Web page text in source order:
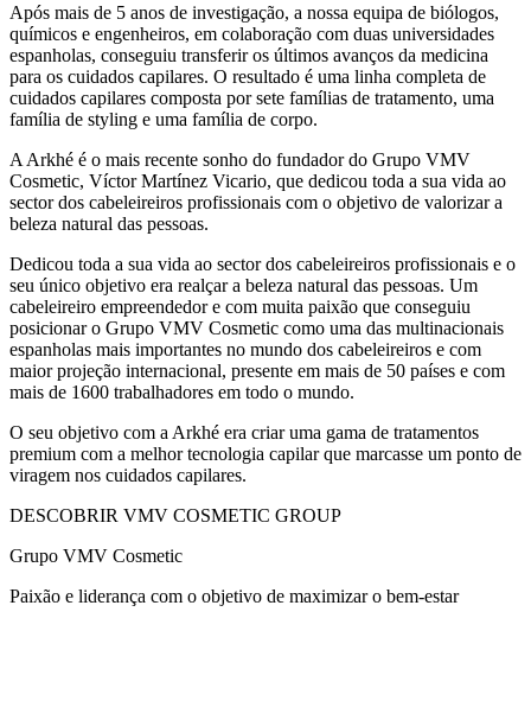
Após mais de 5 anos de investigação, a nossa equipa de biólogos,
químicos e engenheiros, em colaboração com duas universidades
espanholas, conseguiu transferir os últimos avanços da medicina
para os cuidados capilares. O resultado é uma linha completa de
cuidados capilares composta por sete famílias de tratamento, uma
família de styling e uma família de corpo.
A Arkhé é o mais recente sonho do fundador do Grupo VMV
Cosmetic, Víctor Martínez Vicario, que dedicou toda a sua vida ao
sector dos cabeleireiros profissionais com o objetivo de valorizar a
beleza natural das pessoas.
Dedicou toda a sua vida ao sector dos cabeleireiros profissionais e o
seu único objetivo era realçar a beleza natural das pessoas. Um
cabeleireiro empreendedor e com muita paixão que conseguiu
posicionar o Grupo VMV Cosmetic como uma das multinacionais
espanholas mais importantes no mundo dos cabeleireiros e com
maior projeção internacional, presente em mais de 50 países e com
mais de 1600 trabalhadores em todo o mundo.
O seu objetivo com a Arkhé era criar uma gama de tratamentos
premium com a melhor tecnologia capilar que marcasse um ponto de
viragem nos cuidados capilares.
DESCOBRIR VMV COSMETIC GROUP
Grupo VMV Cosmetic
Paixão e liderança com o objetivo de maximizar o bem-estar